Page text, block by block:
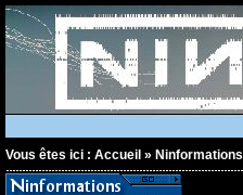
Vous êtes ici : Accueil » Ninformations